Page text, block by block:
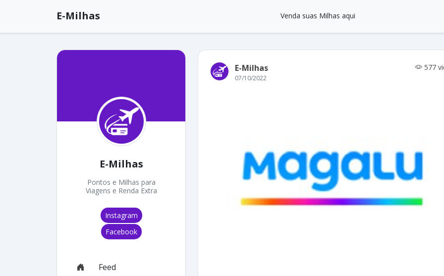
E-Milhas Venda suas Milhas aqui
E-Milhas
Pontos e Milhas para
Viagens e Renda Extra
Instagram
Facebook
Feed
E-Milhas 577
07/10/2022